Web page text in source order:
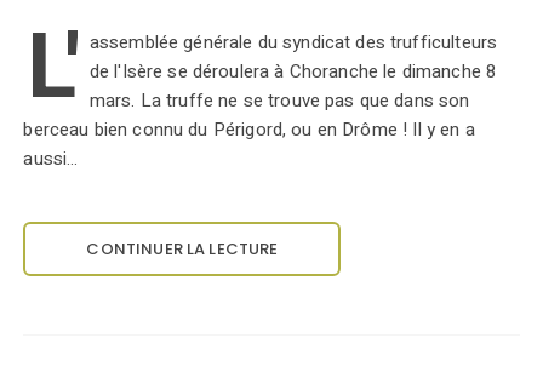
L' assemblée générale du syndicat des trufficulteurs
de l'Isère se déroulera à Choranche le dimanche 8
mars. La truffe ne se trouve pas que dans son
berceau bien connu du Périgord, ou en Drôme ! Il y en a
aussi…
CONTINUER LA LECTURE